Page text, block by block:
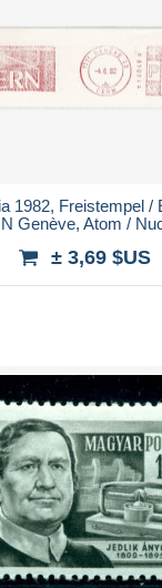
1982, Freistempel /
Genève, Atom /
± 3,69 $US